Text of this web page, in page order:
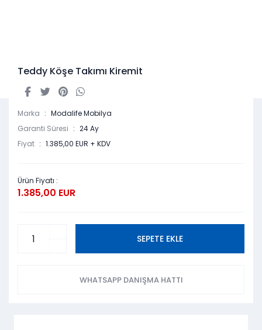
Teddy Köşe Takımı Kiremit
Marka
Modalife Mobilya
Garanti Süresi
24 Ay
Fiyat
1.385,00 EUR + KDV
Ürün Fiyatı :
1.385,00 EUR
SEPETE EKLE
WHATSAPP DANIŞMA HATTI